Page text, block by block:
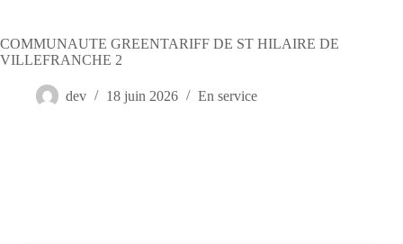
COMMUNAUTE GREENTARIFF DE ST HILAIRE DE
VILLEFRANCHE 2
dev 18 juin 2026 En service